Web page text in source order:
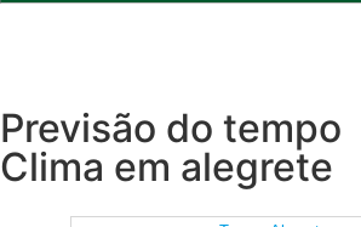
Previsão do tempo
Clima em alegrete